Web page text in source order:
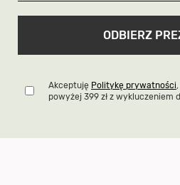
ODBIERZ
Akceptuję Politykę prywatności
powyżej 399 zł z wykluczeniem